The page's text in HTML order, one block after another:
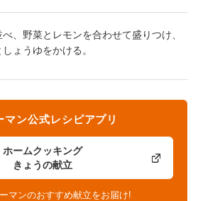
、野菜とレモンを合わせて盛りつけ、
ょうゆをかける。
ホームクッキング
きょうの献立
マン公式レシピアプリ
マンのおすすめ献立をお届け!